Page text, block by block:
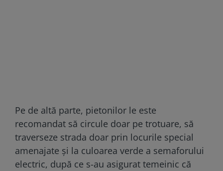
Pe de altă parte, pietonilor le este
recomandat să circule doar pe trotuare, să
traverseze strada doar prin locurile special
amenajate şi la culoarea verde a semaforului
electric, după ce s-au asigurat temeinic că